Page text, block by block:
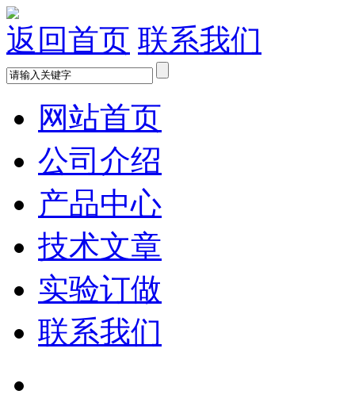
返回首页 联系我们
网站首页
公司介绍
产品中心
技术文章
实验订做
联系我们